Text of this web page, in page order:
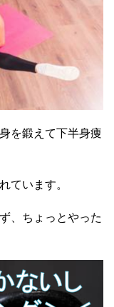
を鍛えて下半身痩
ています。
、ちょっとやった